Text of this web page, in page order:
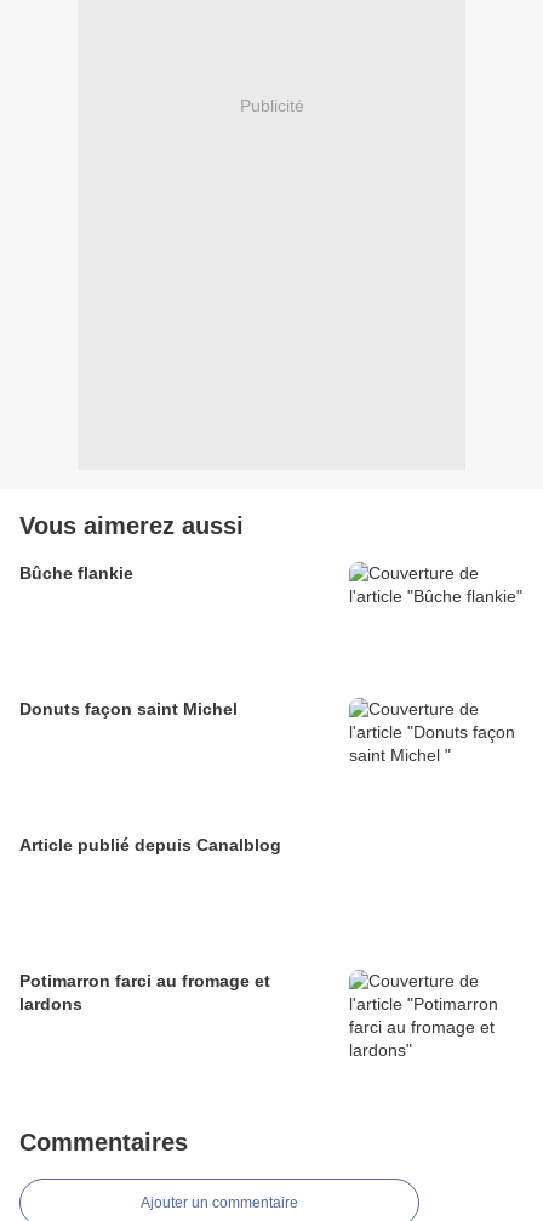
Publicité
Vous aimerez aussi
Bûche flankie
Donuts façon saint Michel
Article publié depuis Canalblog
Potimarron farci au fromage et
lardons
Commentaires
Ajouter un commentaire